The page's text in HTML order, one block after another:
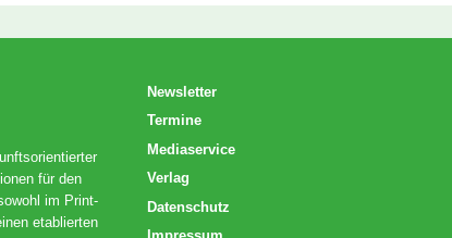
für den
im Print-
etablierten
Newsletter
Termine
Mediaservice
Verlag
Datenschutz